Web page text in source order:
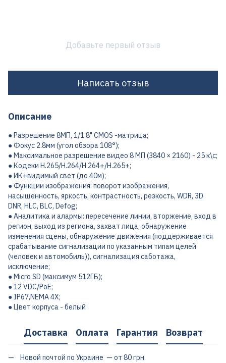
Добавьте первый отзыв
Написать отзыв
Описание
● Разрешение 8МП, 1/1.8" CMOS -матрица;
● Фокус 2.8мм (угол обзора 108°);
● Максимальное разрешение видео 8 МП (3840 × 2160) - 25 к\с;
● Кодеки H.265/H.264/H.264+/H.265+;
● ИК+видимый свет (до 40м);
● Функции изображения: поворот изображения,
насыщенность, яркость, контрастность, резкость, WDR, 3D
DNR, HLC, BLC, Defog;
● Аналитика и алармы: пересечение линии, вторжение, вход в
регион, выход из региона, захват лица, обнаружение
изменения сцены, обнаружение движения (поддерживается
срабатывание сигнализации по указанным типам целей
(человек и автомобиль)), сигнализация саботажа,
исключение;
● Micro SD (максимум 512ГБ);
● 12 VDC/PoE;
● IP67,NEMA 4X;
● Цвет корпуса - белый
Доставка Оплата Гарантия Возврат
Новой почтой по Украине — от 80 грн.